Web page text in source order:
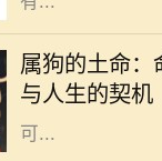
属狗的土命：
与人生的契机
每个人的命里都
而属狗的土命则
存在。属狗的人
信任与友善。然
可...
在中国传统文化